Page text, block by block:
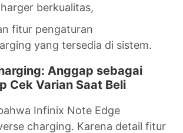
berkualitas,
fitur pengaturan
yang tersedia di sistem.
Anggap sebagai
Cek Varian Saat Beli
Infinix Note Edge
charging. Karena detail fitur